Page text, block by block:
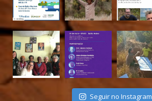
Seguir no Instagram